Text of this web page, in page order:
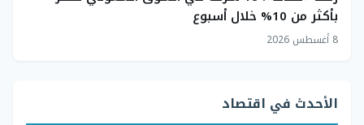
بأكثر من 10% خلال أسبوع
8 أغسطس 2026
الأحدث في اقتصاد